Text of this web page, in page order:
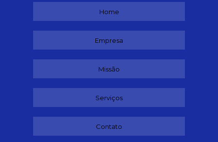
Home
Empresa
Missão
Serviços
Contato